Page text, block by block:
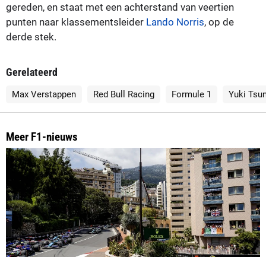
gereden, en staat met een achterstand van veertien
punten naar klassementsleider Lando Norris, op de
derde stek.
Gerelateerd
Max Verstappen Red Bull Racing Formule 1 Yuki
Meer F1-nieuws